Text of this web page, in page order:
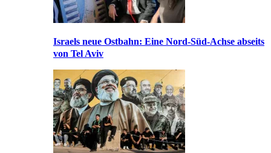
Israels neue Ostbahn: Eine Nord-Süd-Achse abseits
von Tel Aviv